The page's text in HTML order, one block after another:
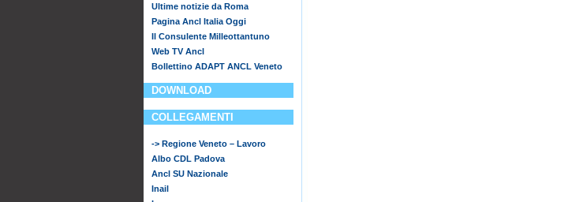
Ultime notizie da Roma
Pagina Ancl Italia Oggi
Il Consulente Milleottantuno
Web TV Ancl
Bollettino ADAPT ANCL Veneto
DOWNLOAD
COLLEGAMENTI
-> Regione Veneto – Lavoro
Albo CDL Padova
Ancl SU Nazionale
Inail